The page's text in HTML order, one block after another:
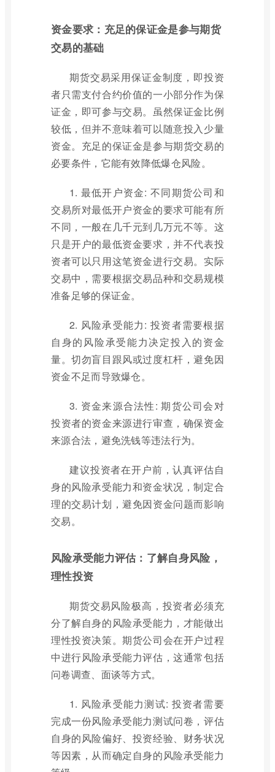
资金要求：充足的保证金是参与期货
交易的基础
期货交易采用保证金制度，即投资
者只需支付合约价值的一小部分作为保
证金，即可参与交易。虽然保证金比例
较低，但并不意味着可以随意投入少量
资金。充足的保证金是参与期货交易的
必要条件，它能有效降低爆仓风险。
1. 最低开户资金: 不同期货公司和
交易所对最低开户资金的要求可能有所
不同，一般在几千元到几万元不等。这
只是开户的最低资金要求，并不代表投
资者可以只用这笔资金进行交易。实际
交易中，需要根据交易品种和交易规模
准备足够的保证金。
2. 风险承受能力: 投资者需要根据
自身的风险承受能力决定投入的资金
量。切勿盲目跟风或过度杠杆，避免因
资金不足而导致爆仓。
3. 资金来源合法性: 期货公司会对
投资者的资金来源进行审查，确保资金
来源合法，避免洗钱等违法行为。
建议投资者在开户前，认真评估自
身的风险承受能力和资金状况，制定合
理的交易计划，避免因资金问题而影响
交易。
风险承受能力评估：了解自身风险，
理性投资
期货交易风险极高，投资者必须充
分了解自身的风险承受能力，才能做出
理性投资决策。期货公司会在开户过程
中进行风险承受能力评估，这通常包括
问卷调查、面谈等方式。
1. 风险承受能力测试: 投资者需要
完成一份风险承受能力测试问卷，评估
自身的风险偏好、投资经验、财务状况
等因素，从而确定自身的风险承受能力